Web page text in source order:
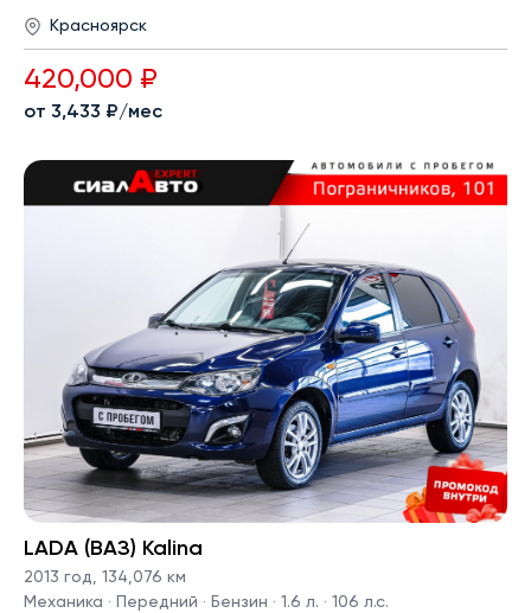
Красноярск
420,000 ₽
от 3,433 ₽/мес
LADA (ВАЗ) Kalina
2013 год, 134,076 км
Механика · Передний · Бензин · 1.6 л. · 106 л.с.